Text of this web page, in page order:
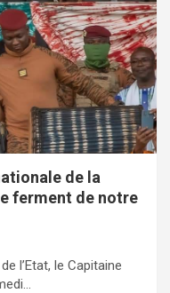
de la
ferment de notre
l’Etat, le Capitaine